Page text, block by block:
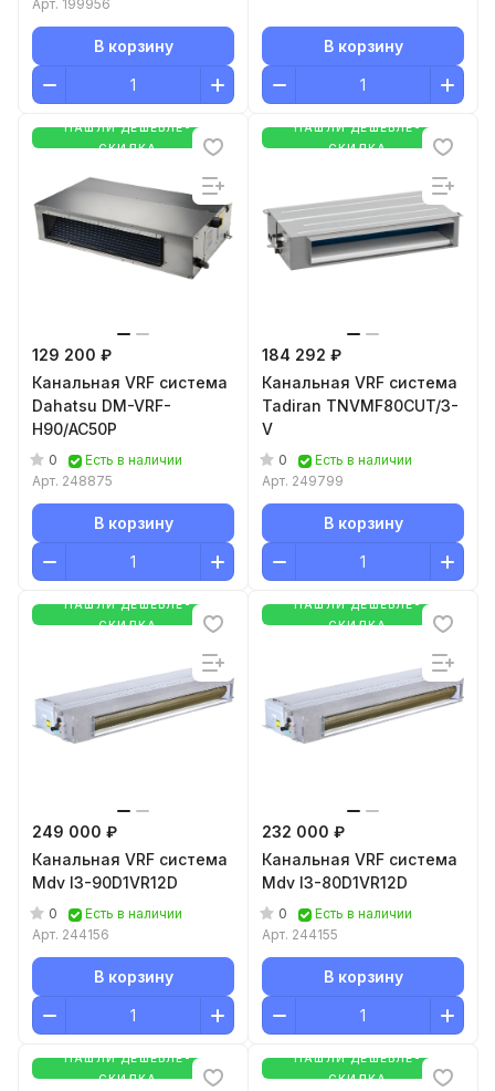
Арт. 199956
В корзину В корзину
НАШЛИ ДЕШЕВЛЕ-
СКИДКА
129 200 ₽
Канальная VRF система
Dahatsu DM-VRF-
H90/AC50P
0
Есть в наличии
Арт. 248875
В корзину
НАШЛИ ДЕШЕВЛЕ-
СКИДКА
184 292 ₽
Канальная VRF система
Tadiran TNVMF80CUT/3-
V
0
Есть в наличии
Арт. 249799
В корзину
НАШЛИ ДЕШЕВЛЕ-
СКИДКА
249 000 ₽
Канальная VRF система
Mdv I3-90D1VR12D
0
Есть в наличии
Арт. 244156
В корзину
НАШЛИ ДЕШЕВЛЕ-
СКИДКА
232 000 ₽
Канальная VRF система
Mdv I3-80D1VR12D
0
Есть в наличии
Арт. 244155
В корзину
НАШЛИ ДЕШЕВЛЕ-
СКИДКА
НАШЛИ ДЕШЕВЛЕ-
СКИДКА